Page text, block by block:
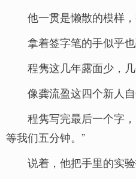
他一贯是懒散的模样
拿着签字笔的手似乎
程隽这几年露面少，
像龚流盈这四个新人自
程隽写完最后一个字
等我们五分钟。”
说着，他把手里的实